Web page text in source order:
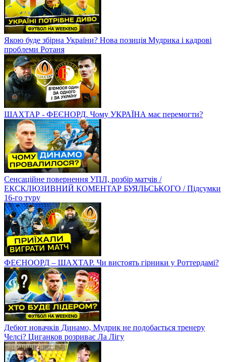
Якою буде збірна України? Нова позиція Мудрика і кадрові
проблеми Ротаня
ШАХТАР - ФЕЄНОРД. Чому УКРАЇНА має перемогти?
Сенсаційне повернення УПЛ, розбір матчів /
ЕКСКЛЮЗИВНИЙ КОМЕНТАР БУЯЛЬСЬКОГО / Підсумки
16-го туру
ФЕЄНООРД – ШАХТАР. Чи вистоять гірники у Роттердамі?
Дебют новачків Динамо, Мудрик не подобається тренеру
Челсі? Циганков розриває Ла Лігу